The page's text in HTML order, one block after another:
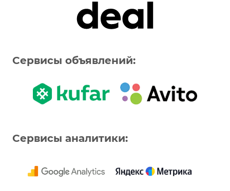
Сервисы объявлений:
Сервисы аналитики: